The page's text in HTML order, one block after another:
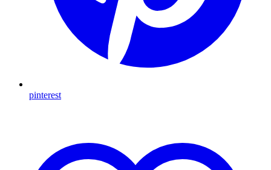
pinterest